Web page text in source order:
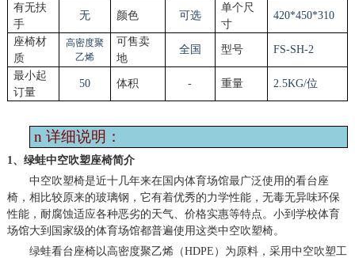
有无扶
手
无 颜色 可选
单个尺
寸
420*450*310
座椅材
质
高密度聚
乙烯
可售卖
地
全国 型号 FS-SH-2
最小起
订量
50 体积 - 重量 2.5KG/位
n 详细说明：
1、绿蛙中空吹塑座椅简介
中空吹塑椅是近十几年来在国内体育场馆最广泛使用的看台座
椅，相比较原来的玻璃钢，它有着优秀的力学性能，无毒无异味环保
性能，耐腐蚀适应各种恶劣的天气、价格实惠等特点。小到学校体育
场馆大到国家级的体育场馆都普遍使用这类中空吹塑椅。
绿蛙看台座椅以高密度聚乙烯（HDPE）为原料，采用中空吹塑工